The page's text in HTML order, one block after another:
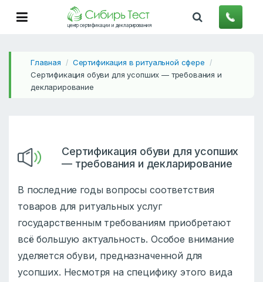
центр сертификации и декларирования
Главная / Сертификация в ритуальной сфере /
Сертификация обуви для усопших — требования и
декларирование
Сертификация обуви для усопших
— требования и декларирование
В последние годы вопросы соответствия
товаров для ритуальных услуг
государственным требованиям приобретают
всё большую актуальность. Особое внимание
уделяется обуви, предназначенной для
усопших. Несмотря на специфику этого вида